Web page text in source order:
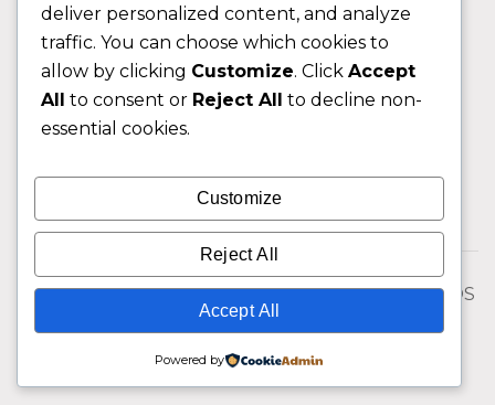
Sobre nos
FAQ (Perguntas Frequentes)
CLIENTE
Área do Cliente
Livro de Reclamações
© 2026 Fixngo TODOS OS DIREITOS RESERVADOS
deliver personalized content, and analyze
traffic. You can choose which cookies to
allow by clicking Customize. Click Accept
All to consent or Reject All to decline non-
essential cookies.
Customize
Reject All
Accept All
Powered by